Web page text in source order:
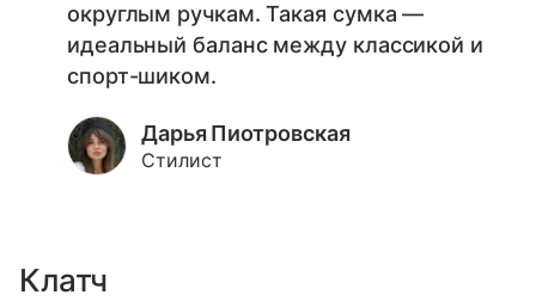
округлым ручкам. Такая сумка —
идеальный баланс между классикой и
спорт-шиком.
Дарья Пиотровская
Стилист
Клатч